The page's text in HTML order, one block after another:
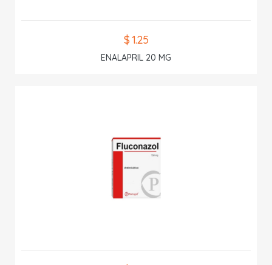
$ 1.25
ENALAPRIL 20 MG